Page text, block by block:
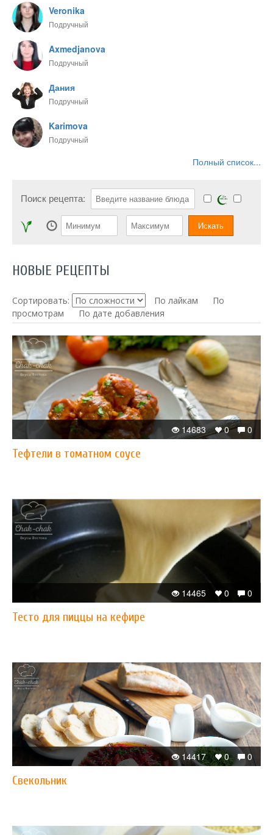
Veronika
Подручный
Axmedjanova
Подручный
Дания
Подручный
Karimova
Подручный
Полный список...
Поиск рецепта:
НОВЫЕ РЕЦЕПТЫ
Сортировать: По лайкам
По
просмотрам
По дате добавления
0
0
14683
Тефтели в томатном соусе
0
0
14465
Тесто для пиццы на кефире
0
0
14417
Свекольник